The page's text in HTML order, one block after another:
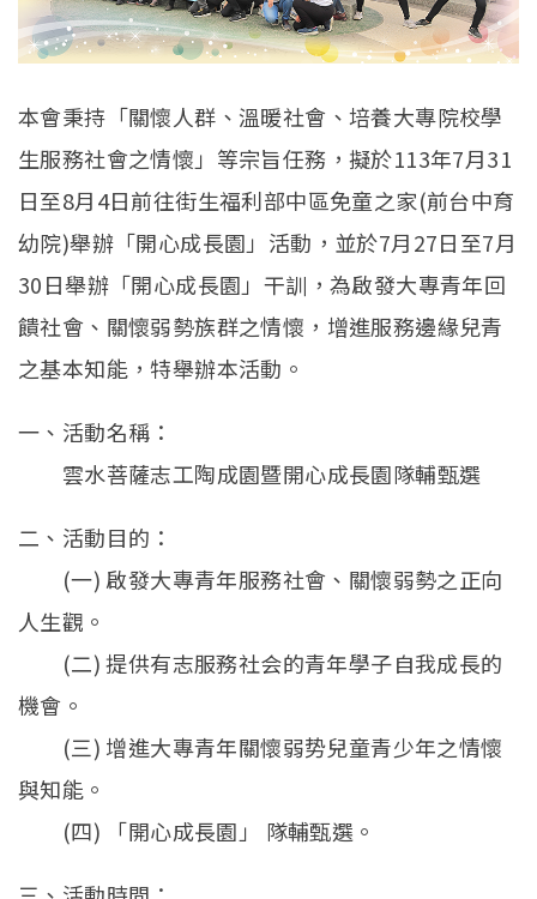
本會秉持「關懷人群、溫暖社會、培養大專院校學
生服務社會之情懷」等宗旨任務，擬於113年7月31
日至8月4日前往街生福利部中區免童之家(前台中育
幼院)舉辦「開心成長園」活動，並於7月27日至7月
30日舉辦「開心成長園」干訓，為啟發大專青年回
饋社會、關懷弱勢族群之情懷，增進服務邊緣兒青
之基本知能，特舉辦本活動。
一、活動名稱：
雲水菩薩志工陶成園暨開心成長園隊輔甄選
二、活動目的：
(一) 啟發大專青年服務社會、關懷弱勢之正向
人生觀。
(二) 提供有志服務社会的青年學子自我成長的
機會。
(三) 增進大專青年關懷弱势兒童青少年之情懷
與知能。
(四) 「開心成長園」 隊輔甄選。